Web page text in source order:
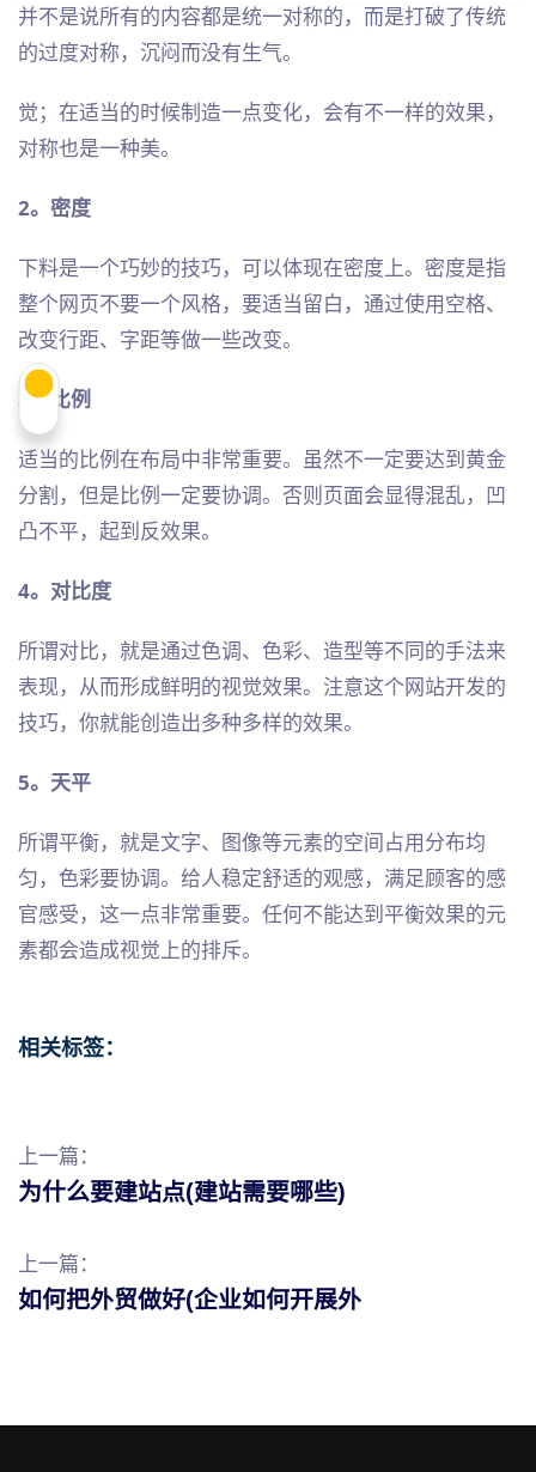
并不是说所有的内容都是统一对称的，而是打破了传统
的过度对称，沉闷而没有生气。
觉；在适当的时候制造一点变化，会有不一样的效果，
对称也是一种美。
2。密度
下料是一个巧妙的技巧，可以体现在密度上。密度是指
整个网页不要一个风格，要适当留白，通过使用空格、
改变行距、字距等做一些改变。
3。比例
适当的比例在布局中非常重要。虽然不一定要达到黄金
分割，但是比例一定要协调。否则页面会显得混乱，凹
凸不平，起到反效果。
4。对比度
所谓对比，就是通过色调、色彩、造型等不同的手法来
表现，从而形成鲜明的视觉效果。注意这个网站开发的
技巧，你就能创造出多种多样的效果。
5。天平
所谓平衡，就是文字、图像等元素的空间占用分布均
匀，色彩要协调。给人稳定舒适的观感，满足顾客的感
官感受，这一点非常重要。任何不能达到平衡效果的元
素都会造成视觉上的排斥。
相关标签：
上一篇：
为什么要建站点(建站需要哪些)
上一篇：
如何把外贸做好(企业如何开展外